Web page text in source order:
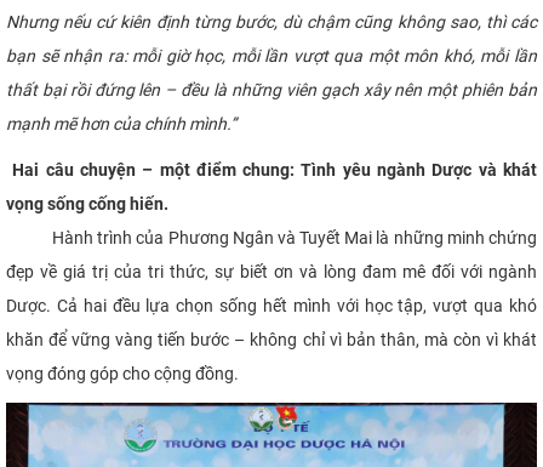
Nhưng nếu cứ kiên định từng bước, dù chậm cũng không sao, thì các
bạn sẽ nhận ra: mỗi giờ học, mỗi lần vượt qua một môn khó, mỗi lần
thất bại rồi đứng lên – đều là những viên gạch xây nên một phiên bản
mạnh mẽ hơn của chính mình.”
Hai câu chuyện – một điểm chung: Tình yêu ngành Dược và khát
vọng sống cống hiến.
Hành trình của Phương Ngân và Tuyết Mai là những minh chứng
đẹp về giá trị của tri thức, sự biết ơn và lòng đam mê đối với ngành
Dược. Cả hai đều lựa chọn sống hết mình với học tập, vượt qua khó
khăn để vững vàng tiến bước – không chỉ vì bản thân, mà còn vì khát
vọng đóng góp cho cộng đồng.